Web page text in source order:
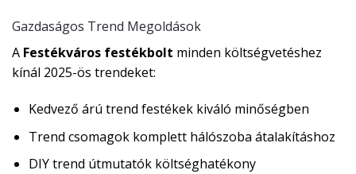
Gazdaságos Trend Megoldások
A Festékváros festékbolt minden költségvetéshez
kínál 2025-ös trendeket:
Kedvező árú trend festékek kiváló minőségben
Trend csomagok komplett hálószoba átalakításhoz
DIY trend útmutatók költséghatékony